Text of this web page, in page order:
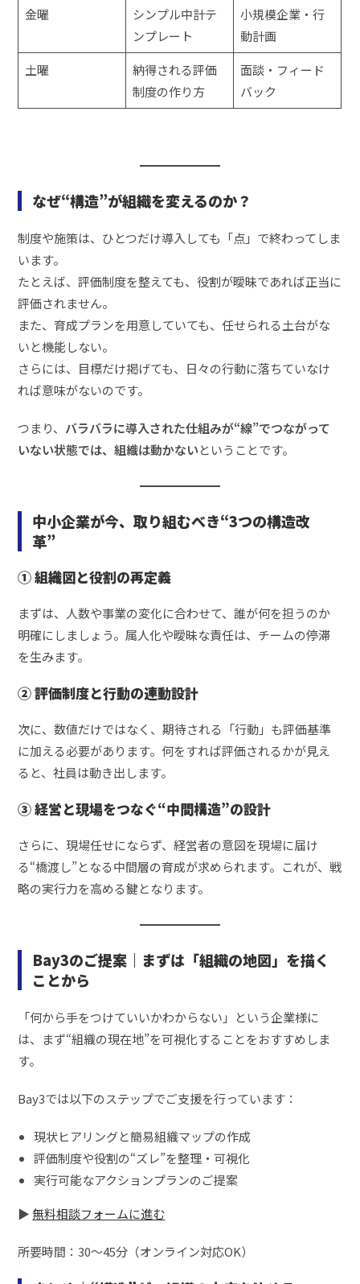
金曜
シンプル中計テ
ンプレート
小規模企業・行
動計画
土曜
納得される評価
制度の作り方
面談・フィード
バック
なぜ“構造”が組織を変えるのか？
制度や施策は、ひとつだけ導入しても「点」で終わってしま
います。
たとえば、評価制度を整えても、役割が曖昧であれば正当に
評価されません。
また、育成プランを用意していても、任せられる土台がな
いと機能しない。
さらには、目標だけ掲げても、日々の行動に落ちていなけ
れば意味がないのです。
つまり、 バラバラに導入された仕組みが“線”でつながって
いない状態では、組織は動かないということです。
中小企業が今、取り組むべき“3つの構造改
革”
① 組織図と役割の再定義
まずは、人数や事業の変化に合わせて、誰が何を担うのか
明確にしましょう。属人化や曖昧な責任は、チームの停滞
を生みます。
② 評価制度と行動の連動設計
次に、数値だけではなく、期待される「行動」も評価基準
に加える必要があります。何をすれば評価されるかが見え
ると、社員は動き出します。
③ 経営と現場をつなぐ“中間構造”の設計
さらに、現場任せにならず、経営者の意図を現場に届け
る“橋渡し”となる中間層の育成が求められます。これが、戦
略の実行力を高める鍵となります。
Bay3のご提案｜まずは「組織の地図」を描く
ことから
「何から手をつけていいかわからない」という企業様に
は、まず“組織の現在地”を可視化することをおすすめしま
す。
Bay3では以下のステップでご支援を行っています：
現状ヒアリングと簡易組織マップの作成
評価制度や役割の“ズレ”を整理・可視化
実行可能なアクションプランのご提案
▶ 無料相談フォームに進む
所要時間：30〜45分（オンライン対応OK）